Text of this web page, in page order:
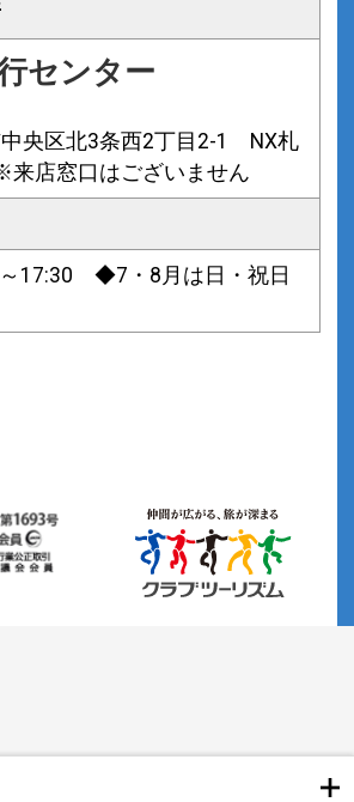
センター
央区北3条西2丁目2-1 NX札
店窓口はございません
～17:30 ◆7・8月は日・祝日